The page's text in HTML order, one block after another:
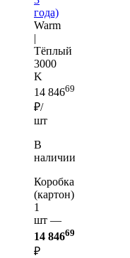
года)
Warm
|
Тёплый
3000
K
14 84669
₽/
шт
В
наличии
Коробка
(картон)
1
шт —
14 84669
₽